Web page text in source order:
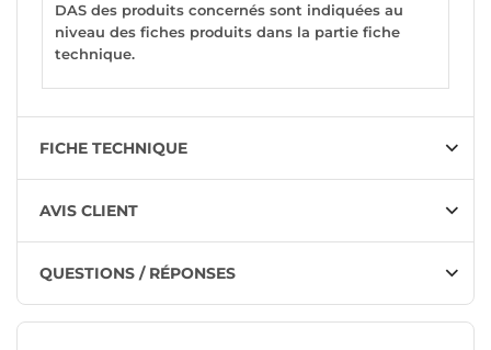
DAS des produits concernés sont indiquées au
niveau des fiches produits dans la partie fiche
technique.
FICHE TECHNIQUE
AVIS CLIENT
QUESTIONS / RÉPONSES